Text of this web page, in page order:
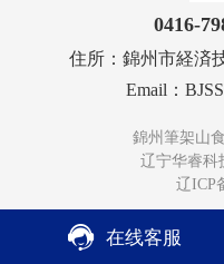
0416-
住所： 錦州市経済
Email：
錦州筆架山
辽宁华睿科
辽ICP
 在线客服